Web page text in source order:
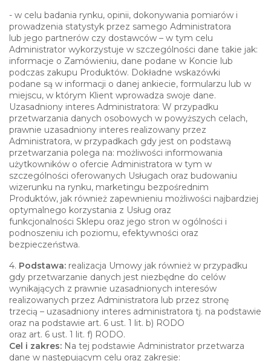
- w celu badania rynku, opinii, dokonywania pomiarów i
prowadzenia statystyk przez samego Administratora
lub jego partnerów czy dostawców – w tym celu
Administrator wykorzystuje w szczególności dane takie jak:
informacje o Zamówieniu, dane podane w Koncie lub
podczas zakupu Produktów. Dokładne wskazówki
podane są w informacji o danej ankiecie, formularzu lub w
miejscu, w którym Klient wprowadza swoje dane.
Uzasadniony interes Administratora: W przypadku
przetwarzania danych osobowych w powyższych celach,
prawnie uzasadniony interes realizowany przez
Administratora, w przypadkach gdy jest on podstawą
przetwarzania polega na: możliwości informowania
użytkowników o ofercie Administratora w tym w
szczególności oferowanych Usługach oraz budowaniu
wizerunku na rynku, marketingu bezpośrednim
Produktów, jak również zapewnieniu możliwości najbardziej
optymalnego korzystania z Usług oraz
funkcjonalności Sklepu oraz jego stron w ogólności i
podnoszeniu ich poziomu, efektywności oraz
bezpieczeństwa.
4. Podstawa: realizacja Umowy jak również w przypadku
gdy przetwarzanie danych jest niezbędne do celów
wynikających z prawnie uzasadnionych interesów
realizowanych przez Administratora lub przez stronę
trzecią – uzasadniony interes administratora tj. na podstawie
oraz na podstawie art. 6 ust. 1 lit. b) RODO
oraz art. 6 ust. 1 lit. f) RODO.
Cel i zakres: Na tej podstawie Administrator przetwarza
dane w następującym celu oraz zakresie: